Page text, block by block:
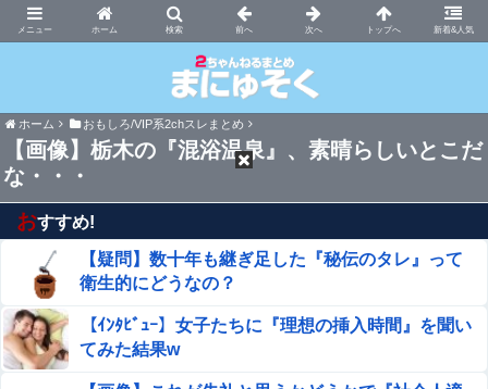
ホーム 新着&人気
まにゅそく 2chまとめニュース速報VIP
ホーム おもしろ/VIP系2chスレまとめ
【画像】栃木の『混浴温泉』、素晴らしいとこだ
な・・・
おすすめ!
【疑問】数十年も継ぎ足した『秘伝のタレ』って
衛生的にどうなの？
【ｲﾝﾀﾋﾞｭｰ】女子たちに『理想の挿入時間』を聞い
てみた結果w